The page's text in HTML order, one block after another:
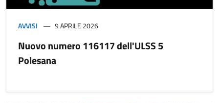
AVVISI 9 APRILE 2026
Nuovo numero 116117 dell'ULSS 5
Polesana